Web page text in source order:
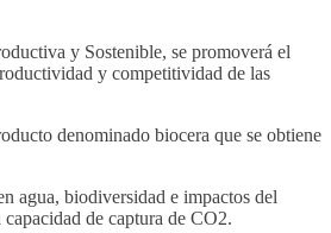
y Sostenible, se promoverá el
y competitividad de las
denominado biocera que se obtiene
agua, biodiversidad e impactos del
de captura de CO2.